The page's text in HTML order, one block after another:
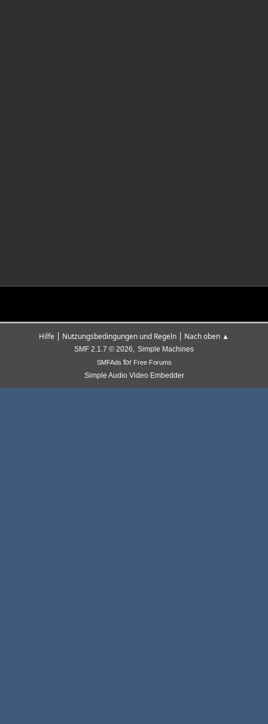
Hilfe | Nutzungsbedingungen und Regeln | Nach oben ▲
SMF 2.1.7 © 2026, Simple Machines
SMFAds for Free Forums
Simple Audio Video Embedder